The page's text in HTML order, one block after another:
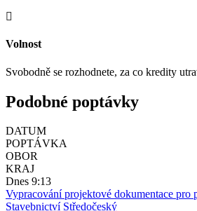
Volnost
Svobodně se rozhodnete, za co kredity
Podobné poptávky
DATUM
POPTÁVKA
OBOR
KRAJ
Dnes 9:13
Vypracování projektové dokumentace pro
Stavebnictví Středočeský